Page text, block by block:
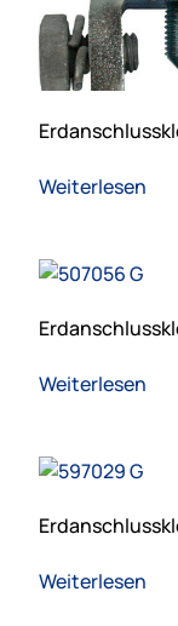
Weiterlesen
Weiterlesen
Weiterlesen